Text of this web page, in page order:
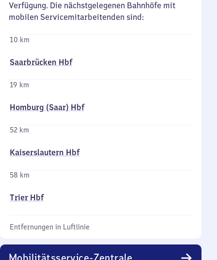
Verfügung. Die nächstgelegenen Bahnhöfe mit
mobilen Servicemitarbeitenden sind:
10 km
Saarbrücken Hbf
19 km
Homburg (Saar) Hbf
52 km
Kaiserslautern Hbf
58 km
Trier Hbf
Entfernungen in Luftlinie